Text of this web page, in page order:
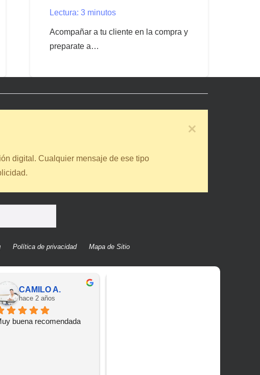
Lectura: 3 minutos
Acompañar a tu cliente en la compra y
preparate a…
digital. Cualquier mensaje de ese tipo
Política de privacidad Mapa de Sitio
CAMILO A.
hace 2 años
buena recomendada